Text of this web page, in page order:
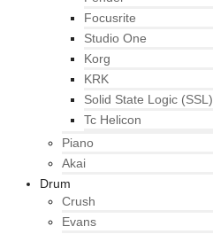
Focusrite
Studio One
Korg
KRK
Solid State Logic (SSL)
Tc Helicon
Piano
Akai
Drum
Crush
Evans